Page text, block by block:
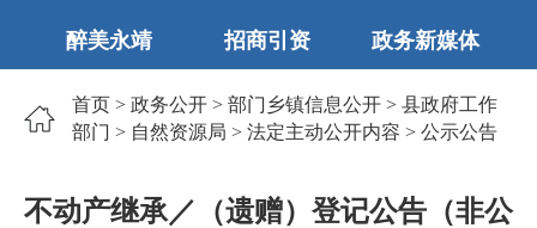
醉美永靖 招商引资 政务新媒体
首页 > 政务公开 > 部门乡镇信息公开 > 县政府工作
部门 > 自然资源局 > 法定主动公开内容 > 公示公告
不动产继承／（遗赠）登记公告（非公